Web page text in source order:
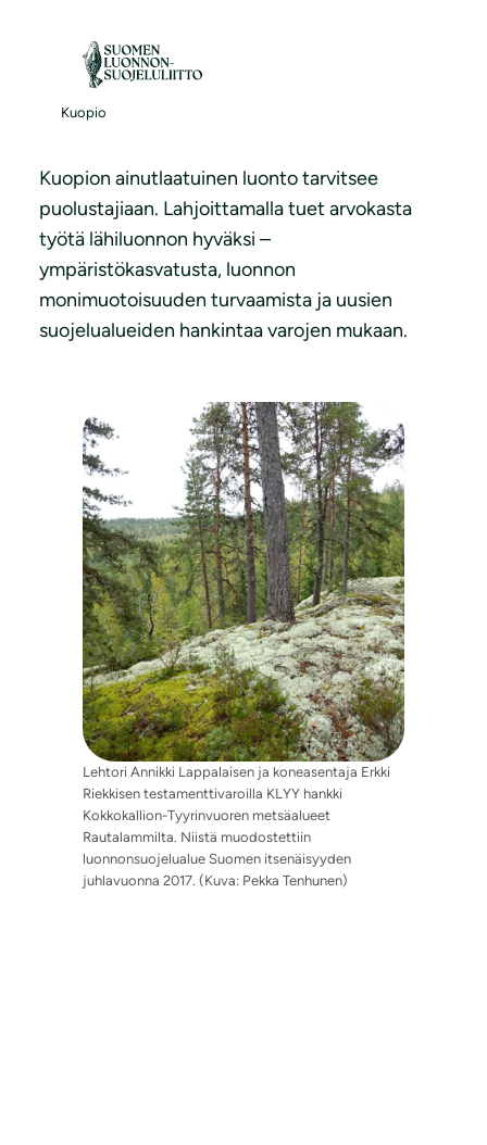
Kuopio
Lehtori Annikki Lappalaisen ja koneasentaja Erkki
Riekkisen testamenttivaroilla KLYY hankki
Kokkokallion-Tyyrinvuoren metsäalueet
Rautalammilta. Niistä muodostettiin
luonnonsuojelualue Suomen itsenäisyyden
juhlavuonna 2017. (Kuva: Pekka Tenhunen)
Tue Kuopion luontoa
Kuopion ainutlaatuinen luonto tarvitsee
puolustajiaan. Lahjoittamalla tuet arvokasta
työtä lähiluonnon hyväksi –
ympäristökasvatusta, luonnon
monimuotoisuuden turvaamista ja uusien
suojelualueiden hankintaa varojen mukaan.